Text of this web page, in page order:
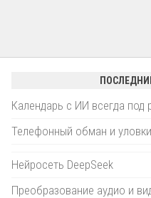
Календарь с ИИ всегда под
Телефонный обман и
Нейросеть DeepSeek
Преобразование аудио и